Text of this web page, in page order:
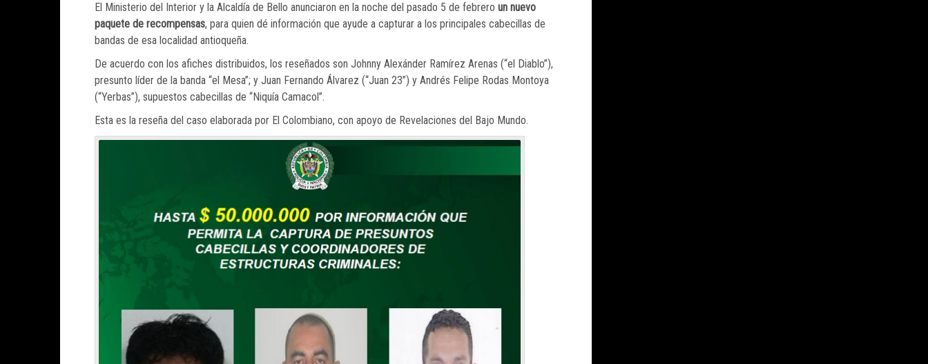
El Ministerio del Interior y la Alcaldía de Bello anunciaron en la noche del pasado 5 de febrero un nuevo
paquete de recompensas, para quien dé información que ayude a capturar a los principales cabecillas de
bandas de esa localidad antioqueña.
De acuerdo con los afiches distribuidos, los reseñados son Johnny Alexánder Ramírez Arenas (“el Diablo”),
presunto líder de la banda “el Mesa”; y Juan Fernando Álvarez (“Juan 23”) y Andrés Felipe Rodas Montoya
(“Yerbas”), supuestos cabecillas de “Niquía Camacol”.
Esta es la reseña del caso elaborada por El Colombiano, con apoyo de Revelaciones del Bajo Mundo.